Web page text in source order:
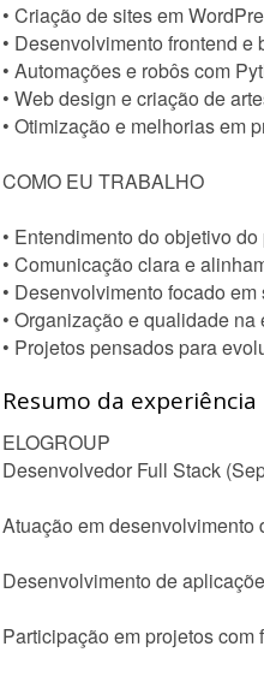
• Criação de sites em
• Desenvolvimento frontend
• Automações e robôs com
• Web design e criação de
• Otimização e melhorias em
COMO EU TRABALHO
• Entendimento do objetivo
• Comunicação clara e
• Desenvolvimento focado
• Organização e qualidade na
• Projetos pensados para
Resumo da
ELOGROUP
Desenvolvedor Full Stack
Atuação em desenvolvimento
Desenvolvimento de
Participação em projetos